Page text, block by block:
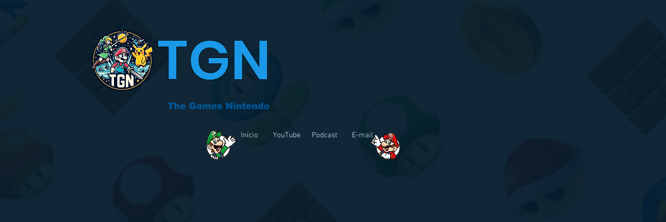
TGN
The Games Nintendo
Início YouTube Podcast E-mail